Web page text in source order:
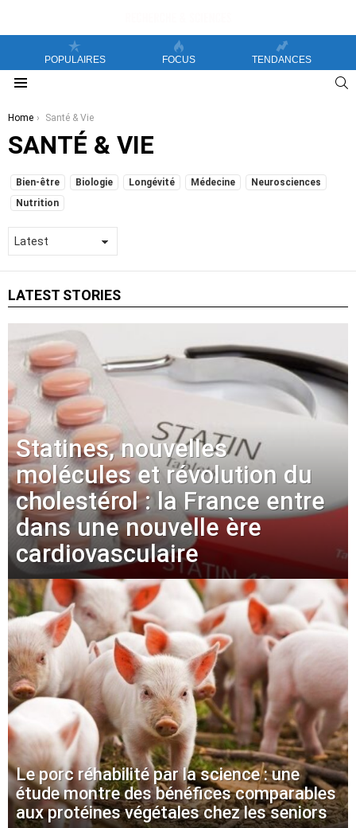
POPULAIRES FOCUS TENDANCES
You are here:
Home Santé & Vie
SANTÉ & VIE
SUBTERMS
Bien-être Biologie Longévité Médecine
Neurosciences
Nutrition
LATEST STORIES
Statines, nouvelles
molécules et révolution du
cholestérol : la France entre
dans une nouvelle ère
cardiovasculaire
Le porc réhabilité par la science : une
étude montre des bénéfices comparables
aux protéines végétales chez les seniors